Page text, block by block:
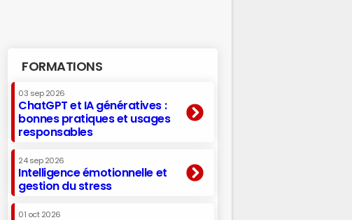
FORMATIONS
03 sep 2026
ChatGPT et IA génératives :
bonnes pratiques et usages
responsables
24 sep 2026
Intelligence émotionnelle et
gestion du stress
01 oct 2026